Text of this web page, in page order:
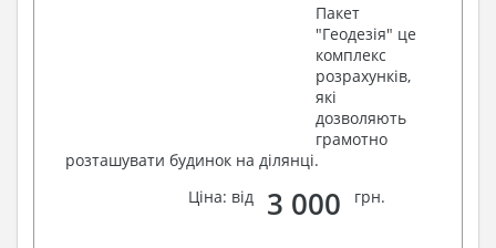
Пакет
"Геодезія" це
комплекс
розрахунків,
які
дозволяють
грамотно
розташувати будинок на ділянці.
Ціна: від
3 000 грн.